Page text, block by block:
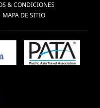
& CONDICIONES
MAPA DE SITIO